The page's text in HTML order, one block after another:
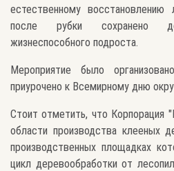
естественному
после рубки сохранено
жизнеспособного подроста.
Мероприятие было
приурочено к Всемирному дню
Стоит отметить, что Корпорация
области производства клееных
производственных площадках
цикл деревообработки от